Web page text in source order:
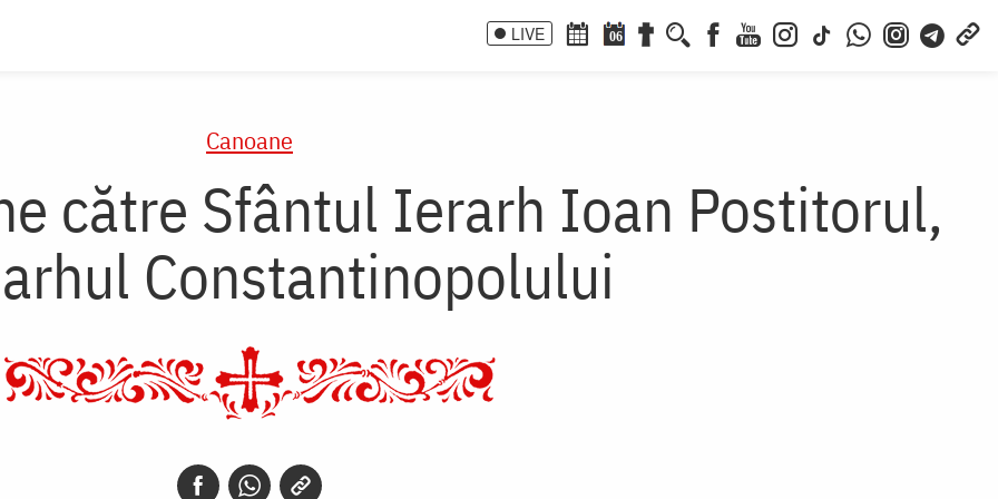
LIVE 06
Canoane
către Sfântul Ierarh Ioan Postitorul,
Constantinopolului